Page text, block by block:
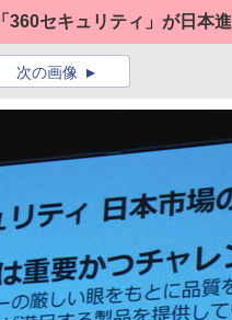
360セキュリティ」が日本
次の画像